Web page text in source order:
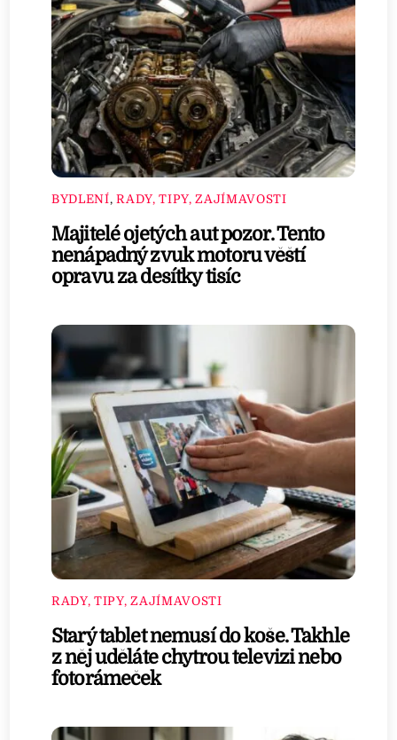
BYDLENÍ,RADY, TIPY, ZAJÍMAVOSTI
Majitelé ojetých aut pozor. Tento
nenápadný zvuk motoru věští
opravu za desítky tisíc
RADY, TIPY, ZAJÍMAVOSTI
Starý tablet nemusí do koše. Takhle
z něj uděláte chytrou televizi nebo
fotorámeček